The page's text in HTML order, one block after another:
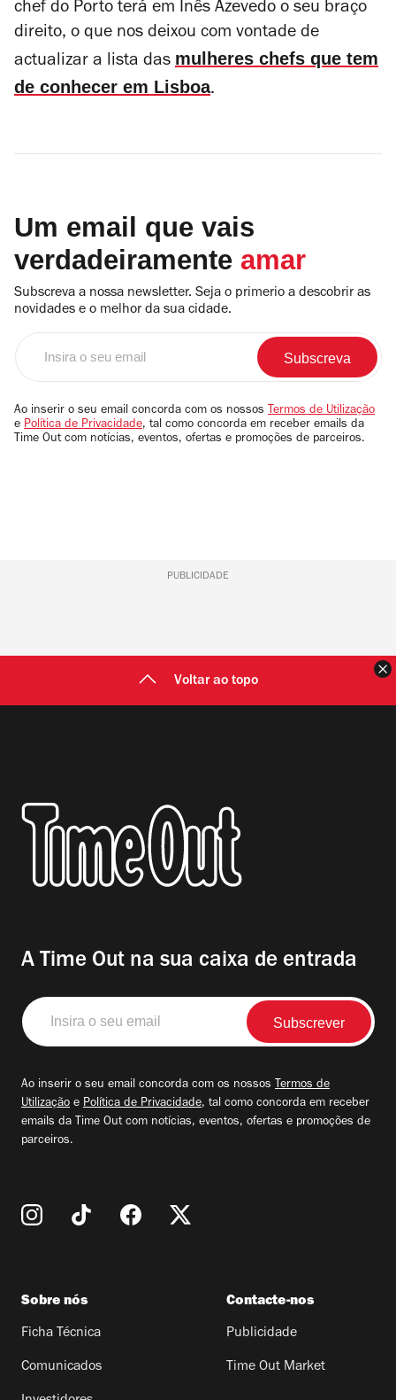
chef do Porto terá em Inês Azevedo o seu braço
direito, o que nos deixou com vontade de
actualizar a lista das mulheres chefs que tem
de conhecer em Lisboa.
Um email que vais
verdadeiramente amar
Subscreva a nossa newsletter. Seja o primerio a descobrir as
novidades e o melhor da sua cidade.
email
Ao inserir o seu email concorda com os nossos Termos de Utilização
e Política de Privacidade, tal como concorda em receber emails da
Time Out com notícias, eventos, ofertas e promoções de parceiros.
PUBLICIDADE
Voltar ao topo
A Time Out na sua caixa de entrada
Insira
o
seu
Ao inserir o seu email concorda com os nossos Termos de
Utilização e Política de Privacidade, tal como concorda em receber
emails da Time Out com notícias, eventos, ofertas e promoções de
parceiros.
Sobre nós
Ficha Técnica
Comunicados
Contacte-nos
Publicidade
Time Out Market